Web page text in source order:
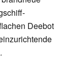
Deebot